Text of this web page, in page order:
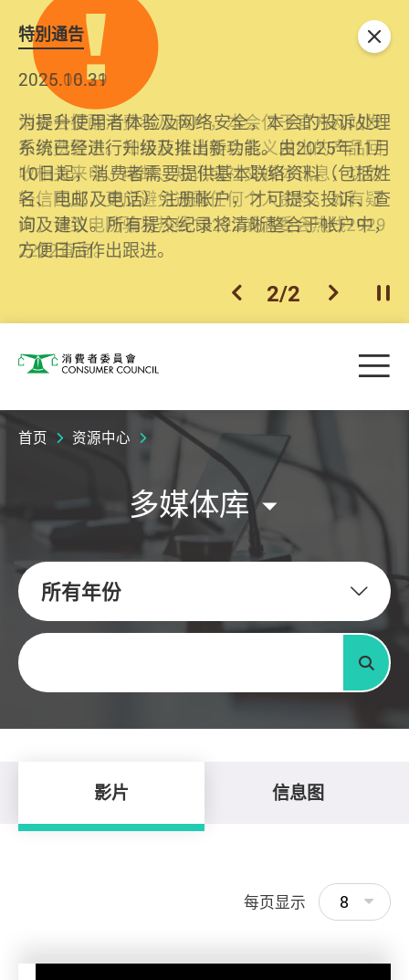
特別通告
2026.06.29
消委会提醒消费者及商户，本会仅于官方网站发
布消费警示。如接获以消委会名义发出的产品回
收相关来电、电邮、短讯或社交媒体讯息，切勿
轻信回应，更应避免透露任何个人资料。如有疑
问，请致电防骗易热线18222或消委会热线2929
2222查询。
2025.10.31
为提升使用者体验及网络安全，本会的投诉处理
系统已经进行升级及推出新功能。由2025年11月
10日起，消费者需要提供基本联络资料（包括姓
名、电邮及电话）注册帐户，才可提交投诉、查
询及建议。所有提交纪录将清晰整合于帐户中，
方便日后作出跟进。
上一个
2/2 下一个开
关闭
消费者委员会 目
首页 资源中心
多媒体库
所有年份
关键字
搜寻
影片 信息图
每页显示 8